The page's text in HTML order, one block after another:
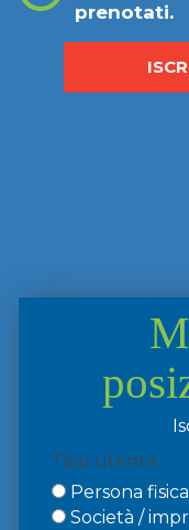
prenotati.
Tipo utente
Persona fisica
Società /